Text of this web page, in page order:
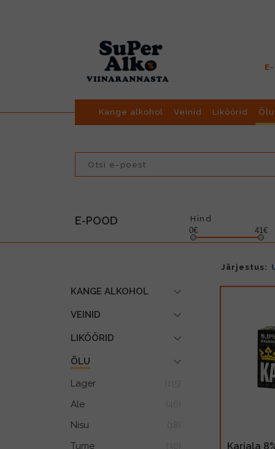
Kange alkohol Veinid Liköörid Õlu
E-POOD
Hind
0€
41€
KANGE ALKOHOL
VEINID
LIKÖÖRID
ÕLU
Lager
Ale
Nisu
Tume
Järjestus:
Karjala